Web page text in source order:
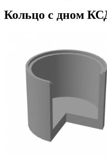
Кольцо с дном